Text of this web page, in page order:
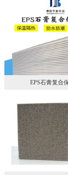
EPS石膏复合